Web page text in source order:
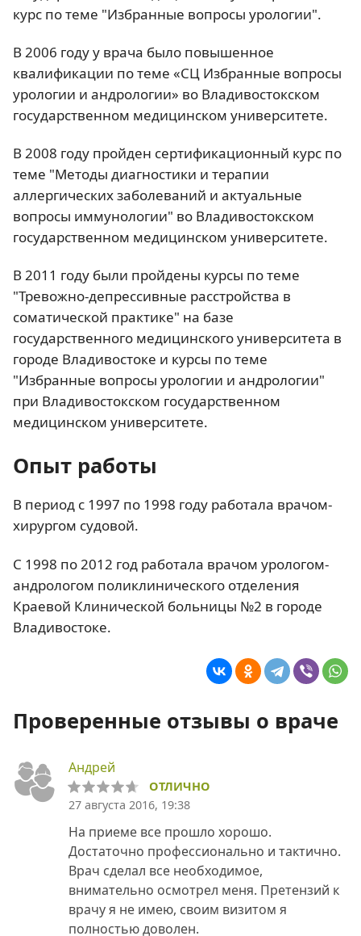
курс по теме "Избранные вопросы урологии".
В 2006 году у врача было повышенное
квалификации по теме «СЦ Избранные вопросы
урологии и андрологии» во Владивостокском
государственном медицинском университете.
В 2008 году пройден сертификационный курс по
теме "Методы диагностики и терапии
аллергических заболеваний и актуальные
вопросы иммунологии" во Владивостокском
государственном медицинском университете.
В 2011 году были пройдены курсы по теме
"Тревожно-депрессивные расстройства в
соматической практике" на базе
государственного медицинского университета в
городе Владивостоке и курсы по теме
"Избранные вопросы урологии и андрологии"
при Владивостокском государственном
медицинском университете.
Опыт работы
В период с 1997 по 1998 году работала врачом-
хирургом судовой.
С 1998 по 2012 год работала врачом урологом-
андрологом поликлинического отделения
Краевой Клинической больницы №2 в городе
Владивостоке.
Проверенные отзывы о враче
Андрей
ОТЛИЧНО
27 августа 2016, 19:38
На приеме все прошло хорошо.
Достаточно профессионально и тактично.
Врач сделал все необходимое,
внимательно осмотрел меня. Претензий к
врачу я не имею, своим визитом я
полностью доволен.